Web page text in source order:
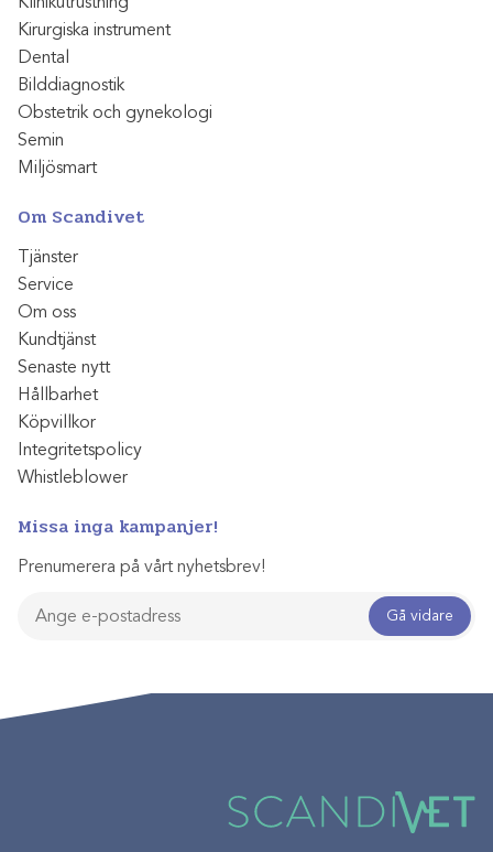
Kirurgiska instrument
Dental
Bilddiagnostik
Obstetrik och gynekologi
Semin
Miljösmart
Om Scandivet
Tjänster
Service
Om oss
Kundtjänst
Senaste nytt
Hållbarhet
Köpvillkor
Integritetspolicy
Whistleblower
Missa inga kampanjer!
Prenumerera på vårt nyhetsbrev!
Gå vidare